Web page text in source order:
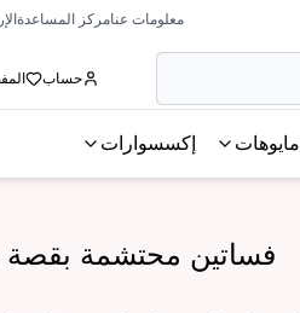
معلومات عنامركز المساعدة
حساب
مايوهات إكسسوارات
فساتين محتشمة